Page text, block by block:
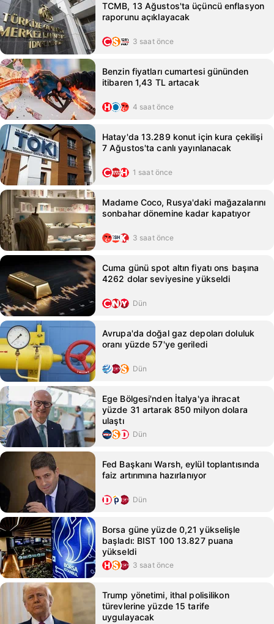
TCMB, 13 Ağustos'ta üçüncü enflasyon
raporunu açıklayacak
3 saat önce
Benzin fiyatları cumartesi gününden
itibaren 1,43 TL artacak
4 saat önce
Hatay'da 13.289 konut için kura çekilişi
7 Ağustos'ta canlı yayınlanacak
1 saat önce
Madame Coco, Rusya'daki mağazalarını
sonbahar dönemine kadar kapatıyor
3 saat önce
Cuma günü spot altın fiyatı ons başına
4262 dolar seviyesine yükseldi
Dün
Avrupa'da doğal gaz depoları doluluk
oranı yüzde 57'ye geriledi
Dün
Ege Bölgesi'nden İtalya'ya ihracat
yüzde 31 artarak 850 milyon dolara
ulaştı
Dün
Fed Başkanı Warsh, eylül toplantısında
faiz artırımına hazırlanıyor
Dün
Borsa güne yüzde 0,21 yükselişle
başladı: BIST 100 13.827 puana
yükseldi
3 saat önce
Trump yönetimi, ithal polisilikon
türevlerine yüzde 15 tarife
uygulayacak